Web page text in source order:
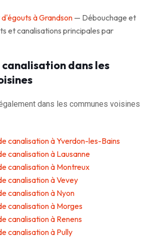
à Grandson — Débouchage et
et canalisations principales par
dans les
dans les communes voisines
canalisation à Yverdon-les-Bains
canalisation à Lausanne
canalisation à Montreux
canalisation à Vevey
canalisation à Nyon
canalisation à Morges
canalisation à Renens
canalisation à Pully